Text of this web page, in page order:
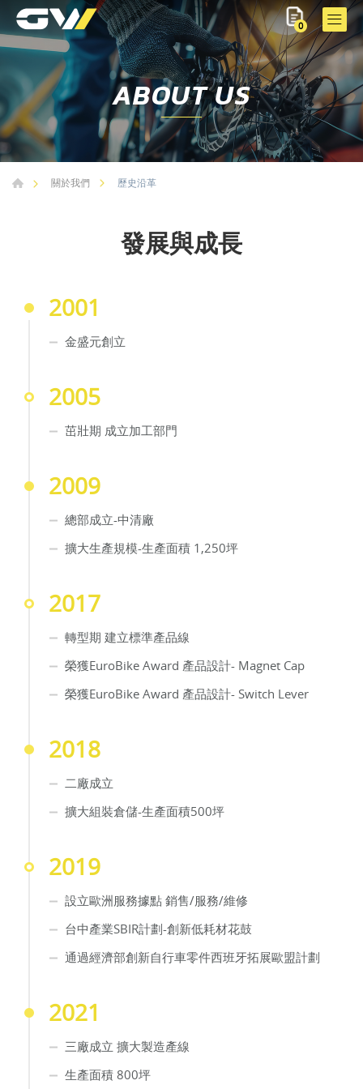
0
ABOUT US
關於我們 歷史沿革
發展與成長
2001
金盛元創立
2005
茁壯期 成立加工部門
2009
總部成立-中清廠
擴大生產規模-生產面積 1,250坪
2017
轉型期 建立標準產品線
榮獲EuroBike Award 產品設計- Magnet Cap
榮獲EuroBike Award 產品設計- Switch Lever
2018
二廠成立
擴大組裝倉儲-生產面積500坪
2019
設立歐洲服務據點 銷售/服務/維修
台中產業SBIR計劃-創新低耗材花鼓
通過經濟部創新自行車零件西班牙拓展歐盟計劃
2021
三廠成立 擴大製造產線
生產面積 800坪